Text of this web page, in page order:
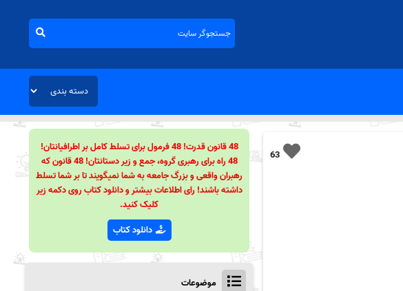
63
48 قانون قدرت! 48 فرمول برای تسلط کامل بر اطرافیانتان!
48 راه برای رهبری گروه، جمع و زیر دستانتان! 48 قانون که
رهبران واقعی و بزرگ جامعه به شما نمیگویند تا بر شما تسلط
داشته باشند! رای اطلاعات بیشتر و دانلود کتاب روی دکمه زیر
کلیک کنید.
دانلود کتاب
موضوعات